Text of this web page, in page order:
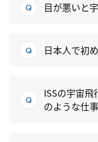
目が悪いと
日本人で初
ISSの宇宙
のような仕